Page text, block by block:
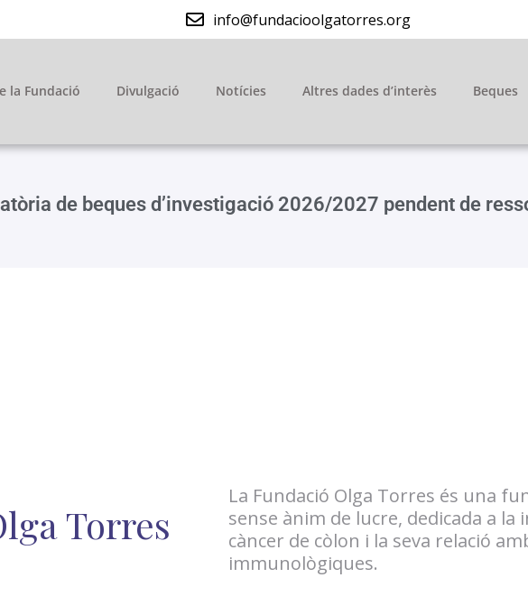
info@fundacioolgatorres.org
la Fundació Divulgació Notícies Altres dades d’interès Beques
de beques d’investigació 2026/2027 pendent de
Torres
La Fundació Olga Torres és una
sense ànim de lucre, dedicada a la
càncer de còlon i la seva relació
immunològiques.